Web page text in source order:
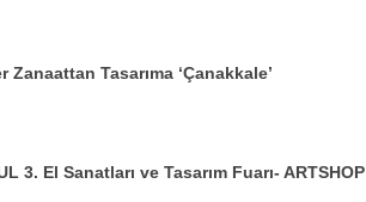
Zanaattan Tasarıma ‘Çanakkale’
3. El Sanatları ve Tasarım Fuarı- ARTSHOP